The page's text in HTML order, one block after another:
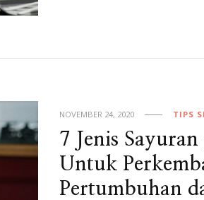
NOVEMBER 24, 2020 TIPS
7 Jenis
Untuk
Pertumbuhan